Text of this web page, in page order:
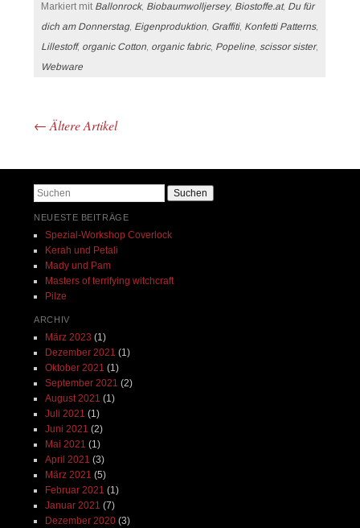
Markiert mit Ballonrock, Biobaumwolljersey, Biostoffe.at, Du für
dich am Donnerstag, Eigenproduktion, Graffiti, Konfetti Patterns,
Lillestoff, organic Cotton, organic fabric, Popeline, scissor sister,
Webware
← Ältere Artikel
Suchen
NEUESTE BEITRÄGE
Spezial-Workshop Coverlock
Kerah und Petali
Mady und Pam
Masters of terrifying witchcraft
Pilze
ARCHIV
März 2023 (1)
Dezember 2021 (1)
Oktober 2021 (1)
September 2021 (2)
August 2021 (1)
Juli 2021 (1)
Juni 2021 (2)
Mai 2021 (1)
April 2021 (3)
März 2021 (5)
Februar 2021 (1)
Januar 2021 (7)
Dezember 2020(3)